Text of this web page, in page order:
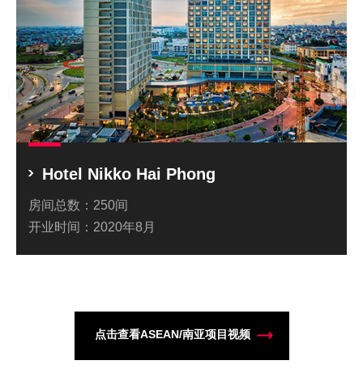
Hotel Nikko Hai Phong
房间总数： 250间
开业时间： 2020年8月
点击查看ASEAN/南亚项目视频